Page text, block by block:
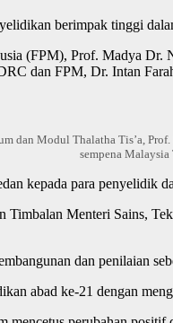
berimpak tinggi
(FPM), Prof. Madya
dan FPM, Dr. Intan
dan Modul Thalatha Tis’a,
sempena
kepada para penyelidik
Timbalan Menteri Sains,
dan penilaian
abad ke-21 dengan